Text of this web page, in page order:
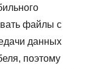
файлы с
данных
поэтому